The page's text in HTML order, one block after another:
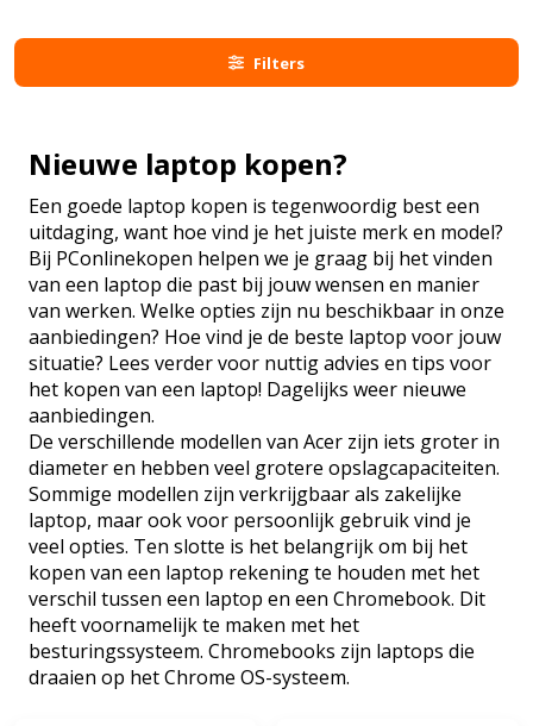
Filters
Nieuwe laptop kopen?
Een goede laptop kopen is tegenwoordig best een
uitdaging, want hoe vind je het juiste merk en model?
Bij PConlinekopen helpen we je graag bij het vinden
van een laptop die past bij jouw wensen en manier
van werken. Welke opties zijn nu beschikbaar in onze
aanbiedingen? Hoe vind je de beste laptop voor jouw
situatie? Lees verder voor nuttig advies en tips voor
het kopen van een laptop! Dagelijks weer nieuwe
aanbiedingen.
De verschillende modellen van Acer zijn iets groter in
diameter en hebben veel grotere opslagcapaciteiten.
Sommige modellen zijn verkrijgbaar als zakelijke
laptop, maar ook voor persoonlijk gebruik vind je
veel opties. Ten slotte is het belangrijk om bij het
kopen van een laptop rekening te houden met het
verschil tussen een laptop en een Chromebook. Dit
heeft voornamelijk te maken met het
besturingssysteem. Chromebooks zijn laptops die
draaien op het Chrome OS-systeem.